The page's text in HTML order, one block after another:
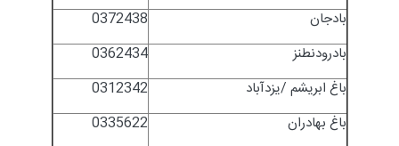
0372438
بادجان
0362434
بادرودنطنز
0312342
باغ ابریشم /یزدآباد
0335622
باغ بهادران